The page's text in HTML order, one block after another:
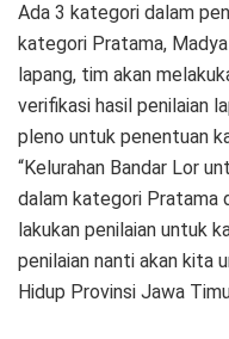
Ada 3 kategori dalam
kategori Pratama,
lapang, tim akan
verifikasi hasil penilaian
pleno untuk penentuan
“Kelurahan Bandar Lor
dalam kategori Pratama
lakukan penilaian untuk
penilaian nanti akan kita
Hidup Provinsi Jawa